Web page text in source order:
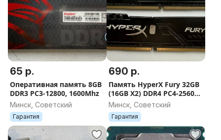
65 р.
Оперативная память 8GB
DDR3 PC3-12800, 1600Mhz
Минск, Советский
Гарантия
690 р.
Память HyperX Fury 32GB
(16GB X2) DDR4 PC4-25600
HX432C16FB3/16
Минск, Советский
Гарантия